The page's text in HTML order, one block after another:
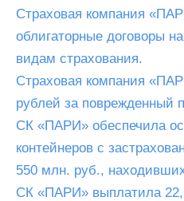
Страховая компания
облигаторные договоры
видам страхования.
Страховая компания
рублей за поврежденный
СК «ПАРИ» обеспечила
контейнеров с
550 млн. руб.,
СК «ПАРИ» выплатила